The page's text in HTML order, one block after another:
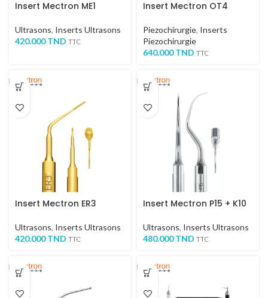
Insert Mectron ME1
Ultrasons, Inserts Ultrasons
420.000TND TTC
Insert Mectron OT4
Piezochirurgie, Inserts
Piezochirurgie
640.000TND TTC
Insert Mectron ER3
Ultrasons, Inserts Ultrasons
420.000TND TTC
Insert Mectron P15 + K10
Ultrasons, Inserts Ultrasons
480.000TND TTC